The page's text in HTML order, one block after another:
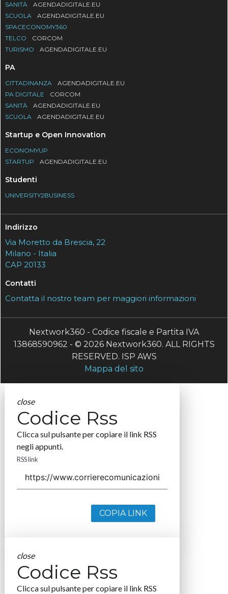
SANITÀ
AGENDADIGITALE.EU
SCUOLA
AGENDADIGITALE.EU
SPACECONOMY360
TELCO
CORCOM
TURISMO
AGENDADIGITALE.EU
PA
CITTADINANZA
AGENDADIGITALE.EU
PA DIGITALE
CORCOM
SANITÀ
AGENDADIGITALE.EU
SCUOLA
AGENDADIGITALE.EU
Startup e Open Innovation
ECONOMYUP
STARTUP
AGENDADIGITALE.EU
Studenti
UNIVERSITY2BUSINESS
Indirizzo
Via Moretto da Brescia, 22
Milano - Italia
CAP 20133
Contatti
Contatta il nostro team per maggiori informazioni
Nextwork360 - Codice fiscale e Partita IVA
13868590962 - © 2026 Nextwork360. ALL RIGHTS
RESERVED. ISP AWS
Mappa del sito
close
Codice Rss
Clicca sul pulsante per copiare il link RSS
negli appunti.
RSS link
COPIA LINK
close
Codice Rss
Clicca sul pulsante per copiare il link RSS